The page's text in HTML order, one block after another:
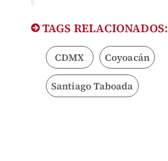
TAGS RELACIONADOS:
CDMX Coyoacán
Santiago Taboada